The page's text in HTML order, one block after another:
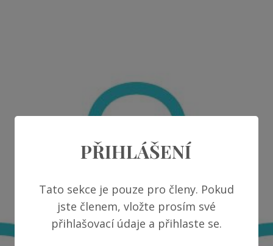
PŘIHLÁŠENÍ
Tato sekce je pouze pro členy. Pokud
jste členem, vložte prosím své
přihlašovací údaje a přihlaste se.